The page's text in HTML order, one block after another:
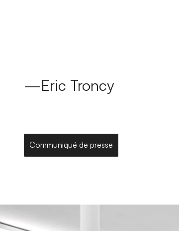
—Eric Troncy
Communiqué de presse